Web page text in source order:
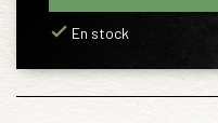
En stock